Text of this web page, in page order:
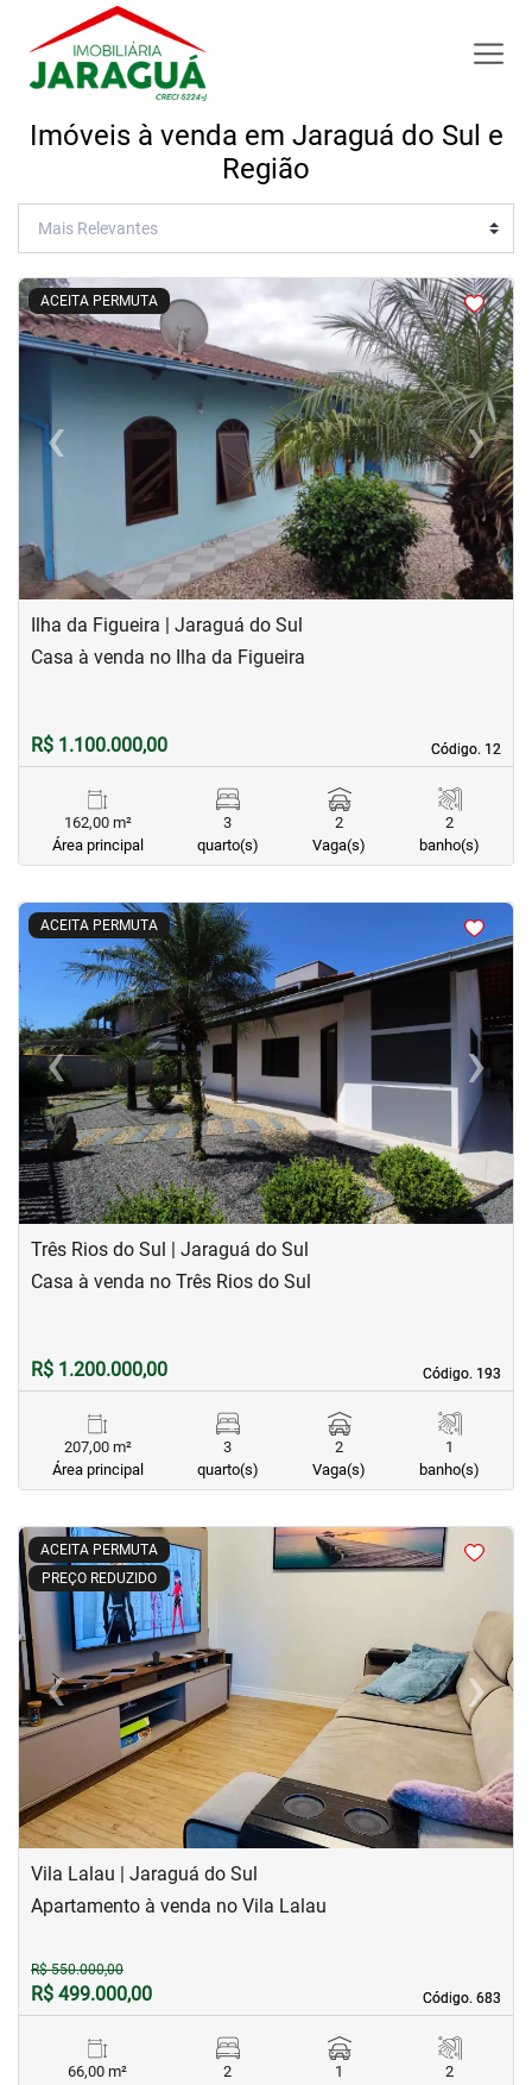
Imóveis à venda em Jaraguá do Sul e
Região
ACEITA PERMUTA
<<<<
‹Previous ›Next
Ilha da Figueira | Jaraguá do Sul
Código. 12
Código. 12
Casa à venda no Ilha da Figueira
R$ 1.100.000,00
162,00 m²
Área principal
3
quarto(s)
2
Vaga(s)
2
banho(s)
ACEITA PERMUTA
< <<<
‹Previous ›
Next
Três Rios do Sul | Jaraguá do Sul
Código. 193
Código. 193
Casa à venda no Três Rios do Sul
R$ 1.200.000,00
207,00 m²
Área principal
3
quarto(s)
2
Vaga(s)
1
banho(s)
ACEITA PERMUTA
PREÇO REDUZIDO
<<<<
‹Previous ›Next
Vila Lalau | Jaraguá do Sul
Código. 683
Código. 683
Apartamento à venda no Vila Lalau
R$ 550.000,00
R$ 499.000,00
66,00 m²
2
1
2